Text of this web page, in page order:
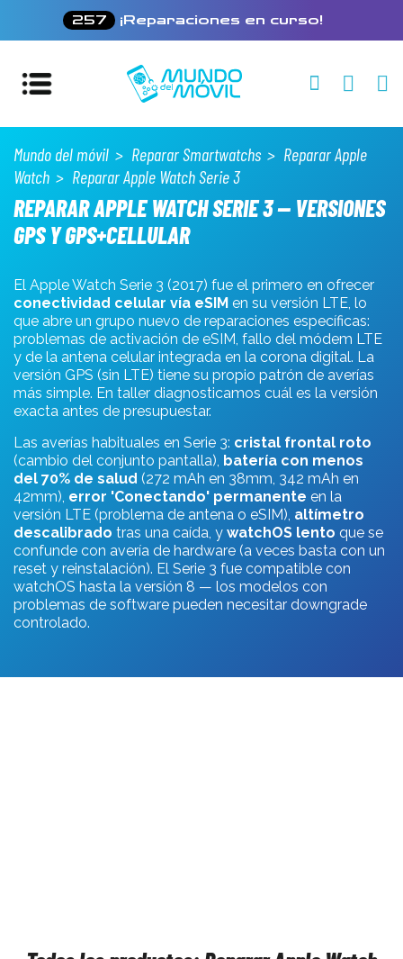
257 ¡Reparaciones en curso!
Mundo del móvil Reparar Smartwatchs
Reparar Apple
Watch
Reparar Apple Watch Serie 3
REPARAR APPLE WATCH SERIE 3 — VERSIONES
GPS Y GPS+CELLULAR
El Apple Watch Serie 3 (2017) fue el primero en ofrecer
conectividad celular vía eSIM en su versión LTE, lo
que abre un grupo nuevo de reparaciones específicas:
problemas de activación de eSIM, fallo del módem LTE
y de la antena celular integrada en la corona digital. La
versión GPS (sin LTE) tiene su propio patrón de averías
más simple. En taller diagnosticamos cuál es la versión
exacta antes de presupuestar.
Las averías habituales en Serie 3: cristal frontal roto
(cambio del conjunto pantalla), batería con menos
del 70% de salud (272 mAh en 38mm, 342 mAh en
42mm), error 'Conectando' permanente en la
versión LTE (problema de antena o eSIM), altímetro
descalibrado tras una caída, y watchOS lento que se
confunde con avería de hardware (a veces basta con un
reset y reinstalación). El Serie 3 fue compatible con
watchOS hasta la versión 8 — los modelos con
problemas de software pueden necesitar downgrade
controlado.